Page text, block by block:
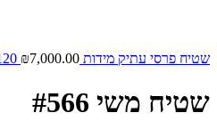
שטיח פרסי עתיק מידות 180X120 ₪7,000.00
שטיח משי #566